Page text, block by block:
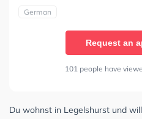
German
Request an
101 people have
Du wohnst in Legelshurst und